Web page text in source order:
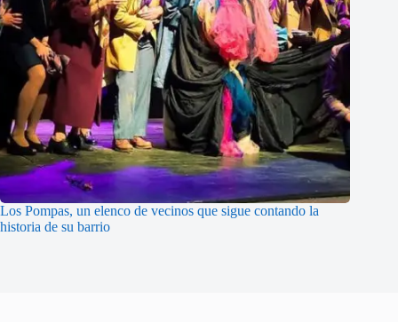
Los Pompas, un elenco de vecinos que sigue contando la
historia de su barrio